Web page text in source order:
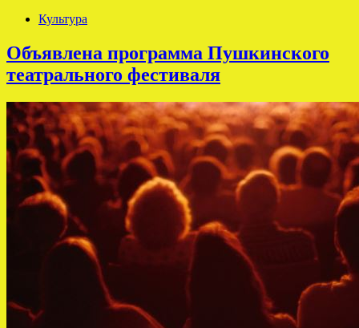
Культура
Объявлена программа Пушкинского
театрального фестиваля